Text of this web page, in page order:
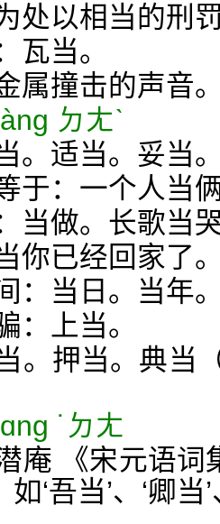
处以相当的刑
当。
属撞击的声音
ㄉㄤˋ
。适当。妥当
于：一个人当
当做。长歌当
你已经回家了
：当日。当年
上当。
。押当。典当
˙ㄉㄤ
庵 《宋元语词
‘吾当’、‘卿当